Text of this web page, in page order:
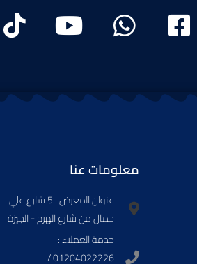
F
a
e
W
h
t
p
p
Y
o
t
T
i
t
معلومات عنا
عنوان المعرض : 5 شارع علي
جمال من شارع الهرم - الجيزة
خدمة العملاء :
01204022226 /